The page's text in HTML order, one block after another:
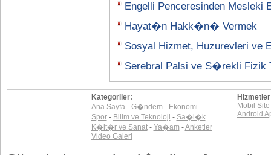
Engelli Penceresinden
Hayat�n Hakk�n� Vermek
Sosyal Hizmet, Huzurevleri ve
Serebral Palsi ve S�rekli Fizik
Kategoriler:
Ana Sayfa- G�ndem - Ekonomi
Spor- Bilim ve Teknoloji - Sa�l�k
K�lt�r ve Sanat- Ya�am -Anketler
Video Galeri
Mobil Site
Android